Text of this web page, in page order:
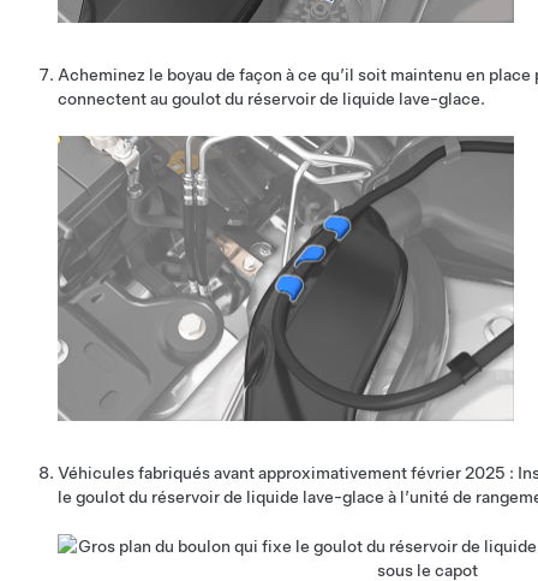
Acheminez le boyau de façon à ce qu’il soit maintenu en
connectent au goulot du réservoir de liquide lave-glace.
Véhicules fabriqués avant approximativement février 2025 :
le goulot du réservoir de liquide lave-glace à l’unité de